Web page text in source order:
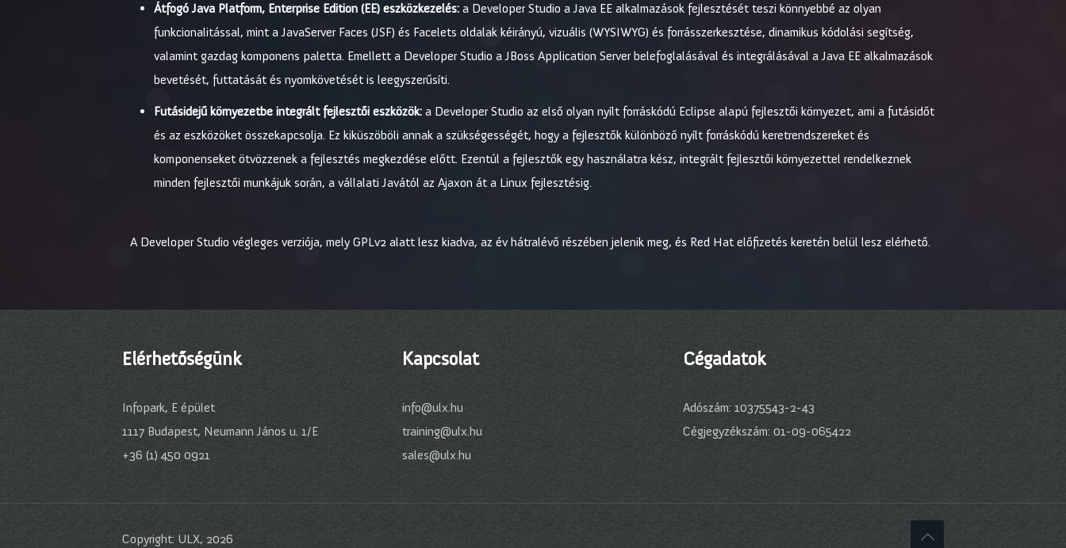
Átfogó Java Platform, Enterprise Edition (EE) eszközkezelés: a Developer Studio a Java EE alkalmazások fejlesztését teszi könnyebbé az olyan
funkcionalitással, mint a JavaServer Faces (JSF) és Facelets oldalak kéirányú, vizuális (WYSIWYG) és forrásszerkesztése, dinamikus kódolási segítség,
valamint gazdag komponens paletta. Emellett a Developer Studio a JBoss Application Server belefoglalásával és integrálásával a Java EE alkalmazások
bevetését, futtatását és nyomkövetését is leegyszerűsíti.
Futásidejű környezetbe integrált fejlesztői eszközök: a Developer Studio az első olyan nyílt forráskódú Eclipse alapú fejlesztői környezet, ami a futásidőt
és az eszközöket összekapcsolja. Ez kiküszöböli annak a szükségességét, hogy a fejlesztők különböző nyílt forráskódú keretrendszereket és
komponenseket ötvözzenek a fejlesztés megkezdése előtt. Ezentúl a fejlesztők egy használatra kész, integrált fejlesztői környezettel rendelkeznek
minden fejlesztői munkájuk során, a vállalati Javától az Ajaxon át a Linux fejlesztésig.
A Developer Studio végleges verziója, mely GPLv2 alatt lesz kiadva, az év hátralévő részében jelenik meg, és Red Hat előfizetés keretén belül lesz elérhető.
Elérhetőségünk
Infopark, E épület
1117 Budapest, Neumann János u. 1/E
+36 (1) 450 0921
Kapcsolat
info@ulx.hu
training@ulx.hu
sales@ulx.hu
Cégadatok
Adószám: 10375543-2-43
Cégjegyzékszám: 01-09-065422
Copyright: ULX, 2026